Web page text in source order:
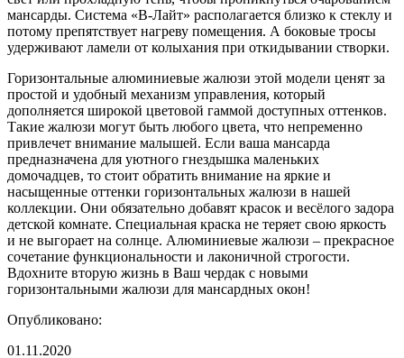
мансарды. Система «В-Лайт» располагается близко к стеклу и
потому препятствует нагреву помещения. А боковые тросы
удерживают ламели от колыхания при откидывании створки.
Горизонтальные алюминиевые жалюзи этой модели ценят за
простой и удобный механизм управления, который
дополняется широкой цветовой гаммой доступных оттенков.
Такие жалюзи могут быть любого цвета, что непременно
привлечет внимание малышей. Если ваша мансарда
предназначена для уютного гнездышка маленьких
домочадцев, то стоит обратить внимание на яркие и
насыщенные оттенки горизонтальных жалюзи в нашей
коллекции. Они обязательно добавят красок и весёлого задора
детской комнате. Специальная краска не теряет свою яркость
и не выгорает на солнце. Алюминиевые жалюзи – прекрасное
сочетание функциональности и лаконичной строгости.
Вдохните вторую жизнь в Ваш чердак с новыми
горизонтальными жалюзи для мансардных окон!
Опубликовано:
01.11.2020